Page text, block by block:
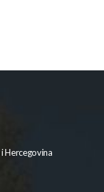
Hercegovina